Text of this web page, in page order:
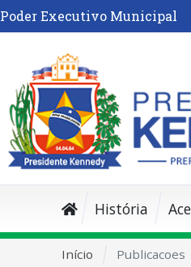
Poder Executivo Municipal
História
Início Publicacoes